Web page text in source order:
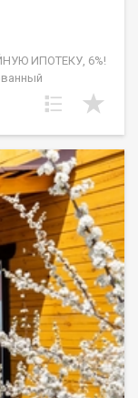
ИПОТЕКУ, 6%!
СКИДКА за
спальни,
- септик.
Напольное
брус!
Ровный и
забором.
Отличные
пунктов. Вид
Помощь в
полное
и другими
Помогаем с